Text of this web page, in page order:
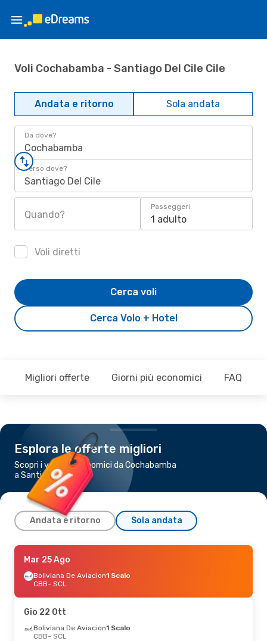
Voli Cochabamba - Santiago Del Cile Cile
Andata e ritorno Sola andata
Da dove?
Cochabamba
Verso dove?
Santiago Del Cile
Quando?
Passeggeri
1 adulto
Voli diretti
Cerca Volo + Hotel
Cerca voli
Migliori offerte Giorni più economici FAQ
Esplora le offerte migliori
Scopri i voli più economici da Cochabamba
a Santiago Del Cile
Andata e ritorno Sola andata
Ven 11 Set- Lun 14 Set
Boliviana De Aviacion1 Scalo
CBB- SCL
2 Scali
SCL- CBB
Mar 25 Ago
Boliviana De Aviacion1 Scalo
CBB- SCL
Gio 22 Ott
Boliviana De Aviacion1 Scalo
CBB- SCL